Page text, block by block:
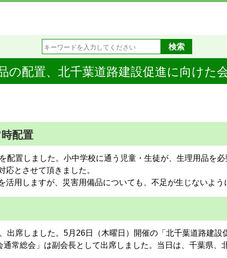
配置、北千葉道路建設促進に向けた
配置
置しました。小中学校に通う児童・生徒が、生理用品を
とさせて頂きました。
用しますが、災害用備品についても、不足が生じないよう
席しました。5月26日（木曜日）開催の「北千葉道路建
常総会」は副会長として出席しました。当日は、千葉県